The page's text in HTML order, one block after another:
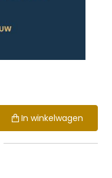
In winkelwagen